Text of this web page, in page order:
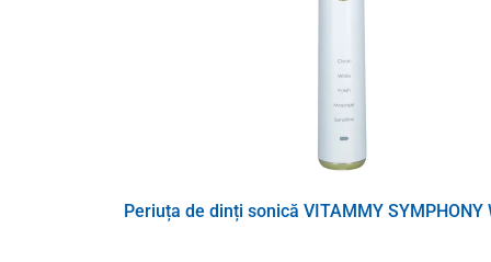
Periuța de dinți sonică VITAMMY SYMPHONY